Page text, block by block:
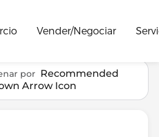
Vender/Negociar
por Recommended
Arrow Icon